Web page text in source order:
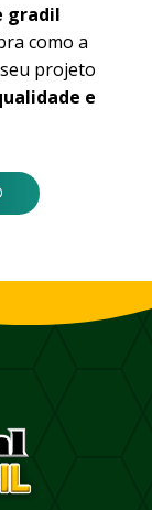
gradil
como a
projeto
e